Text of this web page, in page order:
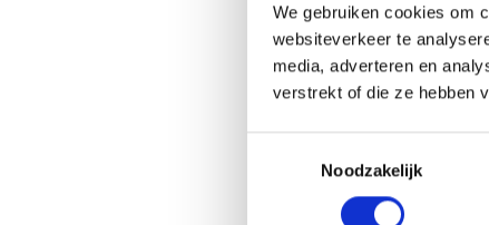
We gebruiken cookies om
websiteverkeer te
media, adverteren en
verstrekt of die ze hebben
Noodzakelijk
Merk
Sekse